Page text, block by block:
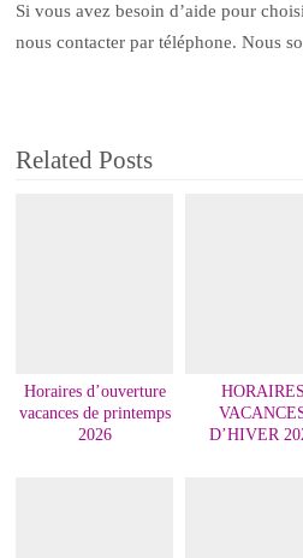
Si vous avez besoin d’aide pour
nous contacter par téléphone. Nous
Related Posts
Horaires d’ouverture
vacances de printemps
2026
HORAIRES
D’HIVER